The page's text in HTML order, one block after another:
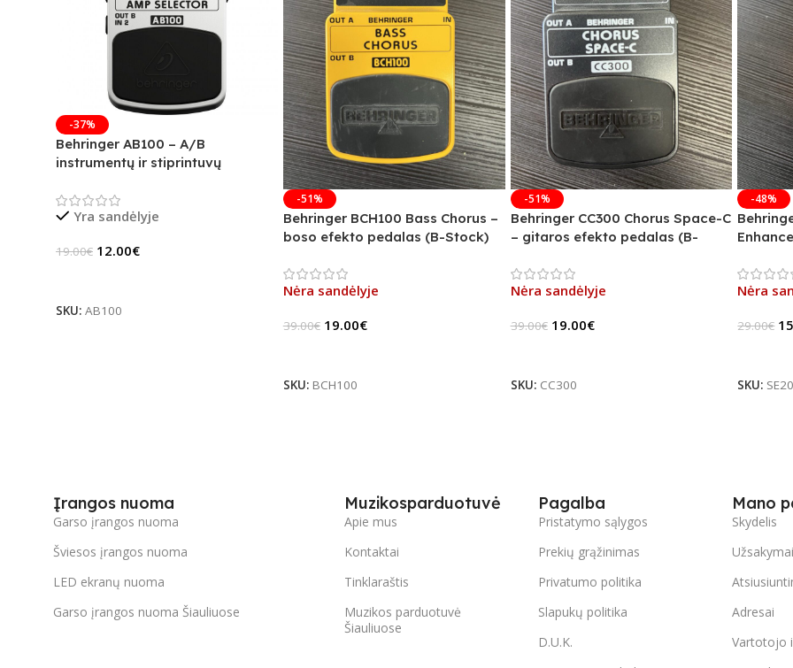
-37%
Behringer AB100 – A/B
instrumentų ir stiprintuvų
Yra sandėlyje
19.00€ 12.00€
SKU: AB100
-51%
Behringer BCH100 Bass Chorus –
boso efekto pedalas (B-Stock)
Nėra sandėlyje
39.00€ 19.00€
SKU: BCH100
-51%
Behringer CC300 Chorus Space-C
– gitaros efekto pedalas (B-
Nėra sandėlyje
39.00€ 19.00€
SKU: CC300
-48%
Nėra
29.00€
SKU:
Įrangos nuoma
Garso įrangos nuoma
Šviesos įrangos nuoma
LED ekranų nuoma
Garso įrangos nuoma Šiauliuose
Muzikosparduotuvė
Apie mus
Kontaktai
Tinklaraštis
Muzikos parduotuvė
Šiauliuose
Pagalba
Pristatymo sąlygos
Prekių grąžinimas
Privatumo politika
Slapukų politika
D.U.K.
Mano
Skydelis
Užsakymai
Adresai
Vartotojo